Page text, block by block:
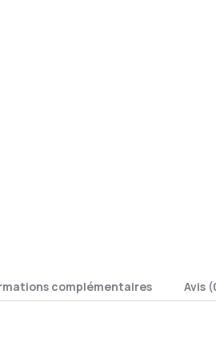
complémentaires Avis